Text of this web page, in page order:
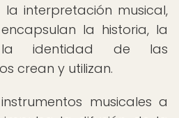
interpretación musical,
la historia, la
la identidad de las
crean y utilizan.
musicales a